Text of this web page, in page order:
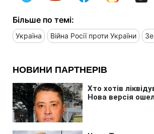
Більше по темі:
Україна Війна Росії проти України